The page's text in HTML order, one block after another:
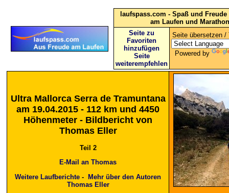
laufspass.com - Spaß und
am Laufen und Marathon
Seite zu
Favoriten
hinzufügen
Seite
weiterempfehlen
Seite übersetzen /
Powered by
Ultra Mallorca Serra de Tramuntana
am 19.04.2015 - 112 km und 4450
Höhenmeter - Bildbericht von
Thomas Eller
Teil 2
E-Mail an Thomas
Weitere Laufberichte - Mehr über den Autoren
Thomas Eller